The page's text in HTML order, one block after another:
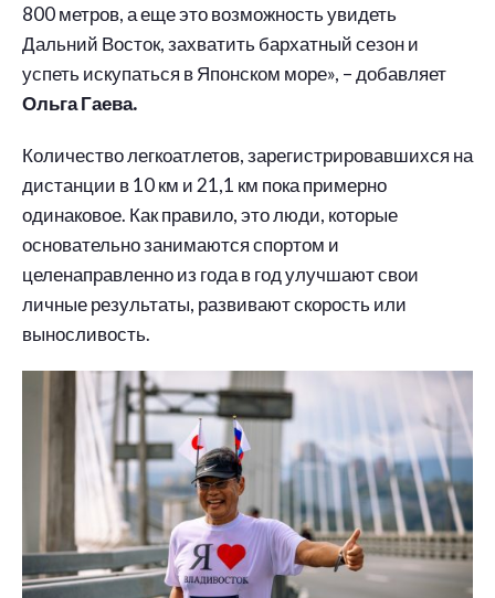
800 метров, а еще это возможность увидеть
Дальний Восток, захватить бархатный сезон и
успеть искупаться в Японском море», – добавляет
Ольга Гаева.
Количество легкоатлетов, зарегистрировавшихся на
дистанции в 10 км и 21,1 км пока примерно
одинаковое. Как правило, это люди, которые
основательно занимаются спортом и
целенаправленно из года в год улучшают свои
личные результаты, развивают скорость или
выносливость.